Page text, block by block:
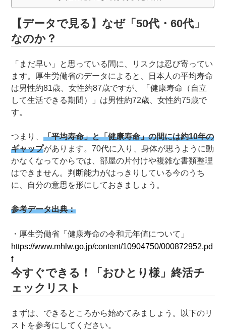
【データで見る】なぜ「50代・60代」
なのか？
「まだ早い」と思っている間に、リスクは忍び寄ってい
ます。厚生労働省のデータによると、日本人の平均寿命
は男性約81歳、女性約87歳ですが、「健康寿命（自立
して生活できる期間）」は男性約72歳、女性約75歳で
す。
つまり、「平均寿命」と「健康寿命」の間には約10年の
ギャップがあります。70代に入り、身体が思うように動
かなくなってからでは、部屋の片付けや複雑な書類整理
はできません。判断能力がはっきりしている今のうち
に、自分の意思を形にしておきましょう。
参考データ出典：
厚生労働省「健康寿命の令和元年値について」
https://www.mhlw.go.jp/content/10904750/000872952.pd
f
今すぐできる！「おひとり様」終活チ
ェックリスト
まずは、できるところから始めてみましょう。以下のリ
ストを参考にしてください。